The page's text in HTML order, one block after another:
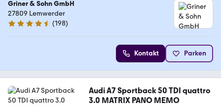
Griner & Sohn GmbH
27809 Lemwerder
4.6 Sterne
(198)
Kontakt Parken
Audi A7 Sportback 50 TDI quattro
3.0 MATRIX PANO MEMO